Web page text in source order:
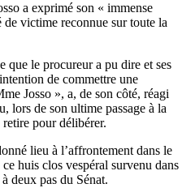
a exprimé son « immense
victime reconnue sur toute la
que le procureur a pu dire et ses
de commettre une
Josso », a, de son côté, réagi
lors de son ultime passage à la
pour délibérer.
lieu à l’affrontement dans le
huis clos vespéral survenu dans
deux pas du Sénat.